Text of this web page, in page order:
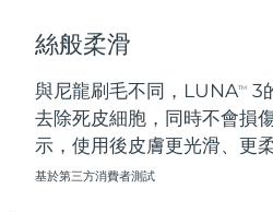
絲般柔滑
與尼龍刷毛不同，LUNATM
3
去除死皮細胞，同時不會損
示，使用後皮膚更光滑、更柔
基於第三方消費者測試
南非
南韓